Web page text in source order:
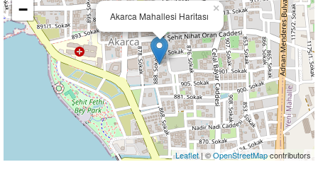
Akarca Mahallesi Haritası
×
−
Leaflet| ©OpenStreetMapcontributors